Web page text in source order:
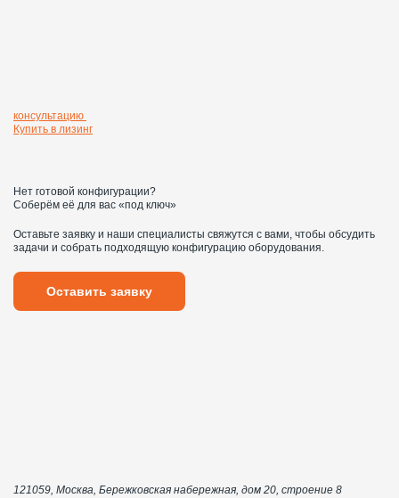
консультацию
Купить в лизинг
Нет готовой конфигурации?
Соберём её для вас «под ключ»
Оставьте заявку и наши специалисты свяжутся с вами, чтобы обсудить
задачи и собрать подходящую конфигурацию оборудования.
Оставить заявку
121059, Москва, Бережковская набережная, дом 20, строение 8